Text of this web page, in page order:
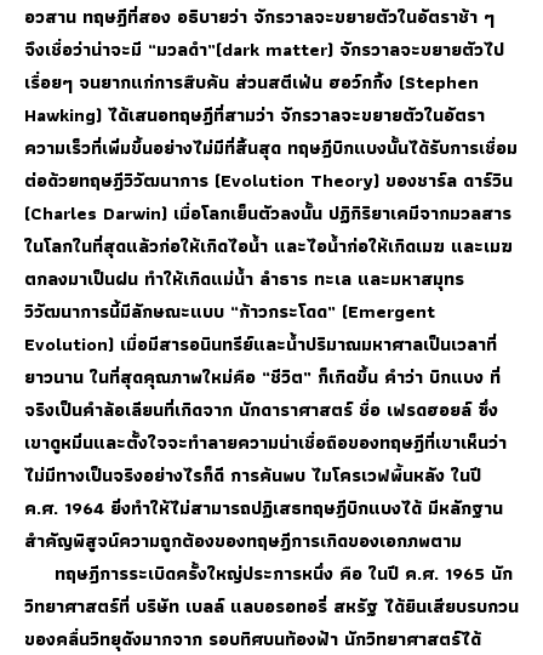
อวสาน ทฤษฎีที่สอง อธิบายว่า จักรวาลจะขยายตัวในอัตราช้า ๆ
จึงเชื่อว่าน่าจะมี “มวลดำ”(dark matter) จักรวาลจะขยายตัวไป
เรื่อยๆ จนยากแก่การสืบค้น ส่วนสตีเฟ่น ฮอว์กกิ้ง (Stephen
Hawking) ได้เสนอทฤษฎีที่สามว่า จักรวาลจะขยายตัวในอัตรา
ความเร็วที่เพิ่มขึ้นอย่างไม่มีที่สิ้นสุด ทฤษฎีบิกแบงนั้นได้รับการเชื่อม
ต่อด้วยทฤษฎีวิวัฒนาการ (Evolution Theory) ของชาร์ล ดาร์วิน
(Charles Darwin) เมื่อโลกเย็นตัวลงนั้น ปฏิกิริยาเคมีจากมวลสาร
ในโลกในที่สุดแล้วก่อให้เกิดไอน้ำ และไอน้ำก่อให้เกิดเมฆ และเมฆ
ตกลงมาเป็นฝน ทำให้เกิดแม่น้ำ ลำธาร ทะเล และมหาสมุทร
วิวัฒนาการนี้มีลักษณะแบบ “ก้าวกระโดด” (Emergent
Evolution) เมื่อมีสารอนินทรีย์และน้ำปริมาณมหาศาลเป็นเวลาที่
ยาวนาน ในที่สุดคุณภาพใหม่คือ “ชีวิต” ก็เกิดขึ้น คำว่า บิกแบง ที่
จริงเป็นคำล้อเลียนที่เกิดจาก นักดาราศาสตร์ ชื่อ เฟรดฮอยล์ ซึ่ง
เขาดูหมิ่นและตั้งใจจะทำลายความน่าเชื่อถือของทฤษฎีที่เขาเห็นว่า
ไม่มีทางเป็นจริงอย่างไรก็ดี การค้นพบ ไมโครเวฟพื้นหลัง ในปี
ค.ศ. 1964 ยิ่งทำให้ไม่สามารถปฏิเสธทฤษฎีบิกแบงได้ มีหลักฐาน
สำคัญพิสูจน์ความถูกต้องของทฤษฎีการเกิดของเอกภพตาม
ทฤษฎีการระเบิดครั้งใหญ่ประการหนึ่ง คือ ในปี ค.ศ. 1965 นัก
วิทยาศาสตร์ที่ บริษัท เบลล์ แลบอรอทอรี่ สหรัฐ ได้ยินเสียบรบกวน
ของคลื่นวิทยุดังมากจาก รอบทิศบนท้องฟ้า นักวิทยาศาสตร์ได้